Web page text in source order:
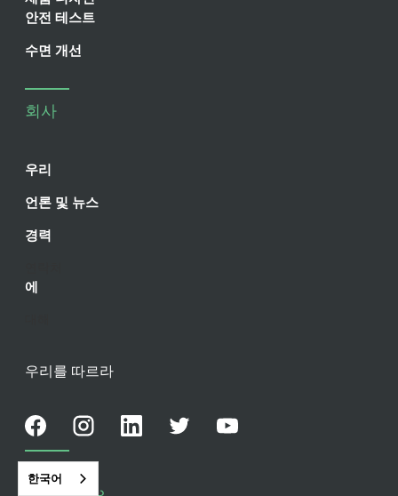
안전 테스트
수면 개선
회사
우리
언론 및 뉴스
경력
에
우리를 따르라
지원
한국어